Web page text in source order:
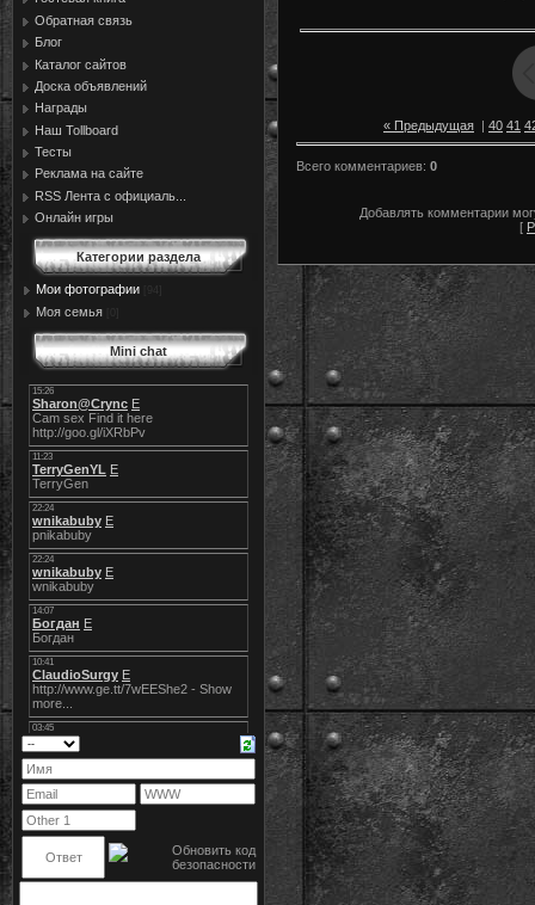
Обратная связь
Блог
Каталог сайтов
Доска объявлений
Награды
Наш Tollboard
Тесты
Реклама на сайте
RSS Лента с официаль...
Онлайн игры
Категории раздела
Мои фотографии
Моя семья
Mini chat
« Предыдущая | 40 41
Всего комментариев: 0
Добавлять комментарии
[